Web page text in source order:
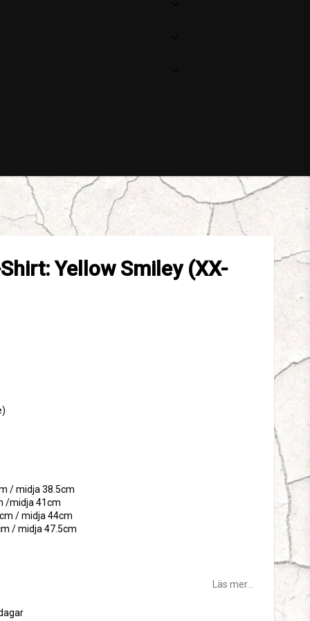
Yellow Smiley (XX-
/ midja 38.5cm
/midja 41cm
/ midja 44cm
/ midja 47.5cm
Läs mer...